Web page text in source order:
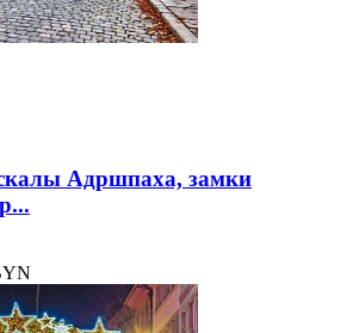
Адршпаха, замки